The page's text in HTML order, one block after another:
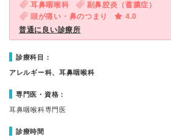
耳鼻咽喉科
副鼻腔炎（蓄膿症）
頭が痛い・鼻のつまり
4.0
普通に良い診療所
診療科目：
アレルギー科、耳鼻咽喉科
専門医・資格：
耳鼻咽喉科専門医
診療時間